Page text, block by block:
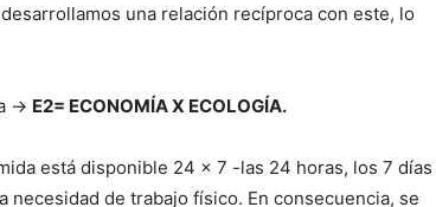
una relación recíproca con este, lo
→ E2= ECONOMÍA X ECOLOGÍA.
está disponible 24 x 7 -las 24 horas, los 7 días
de trabajo físico. En consecuencia, se